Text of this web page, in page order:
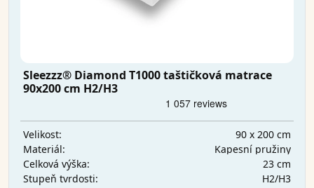
Sleezzz® Diamond T1000 taštičková matrace
90x200 cm H2/H3
Velikost:
90 x 200 cm
Materiál:
Kapesní pružiny
Celková výška:
23 cm
Stupeň tvrdosti:
H2/H3